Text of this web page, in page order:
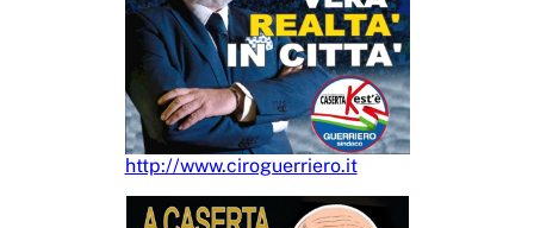
http://www.ciroguerriero.it